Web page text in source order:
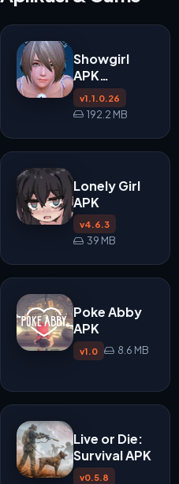
Showgirl
APK
v1.1.0.26
v1.1.0.26
192.2 MB
Lonely Girl
APK
v4.6.3
39 MB
Poke Abby
APK
v1.0 8.6 MB
Live or Die:
Survival APK
v0.5.8